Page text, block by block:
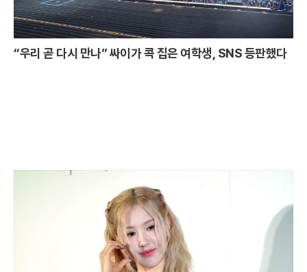
“우리 곧 다시 만나” 싸이가 콕 집은 여학생, SNS 등판했다